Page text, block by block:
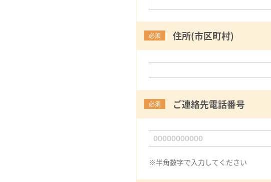
必須 住所(市区町村)
必須 ご連絡先電話番号
※半角数字で入力してください